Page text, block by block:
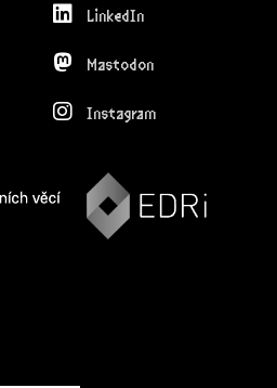
LinkedIn
Mastodon
Instagram